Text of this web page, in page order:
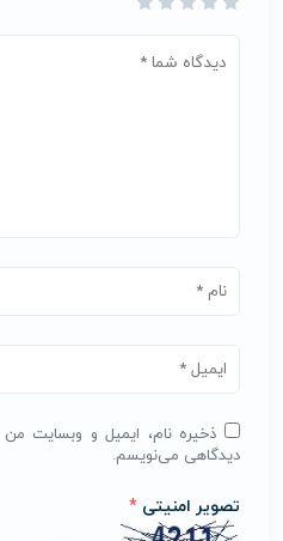
ذخیره نام، ایمیل و وبسایت من
دیدگاهی می‌نویسم.
تصویر امنیتی *